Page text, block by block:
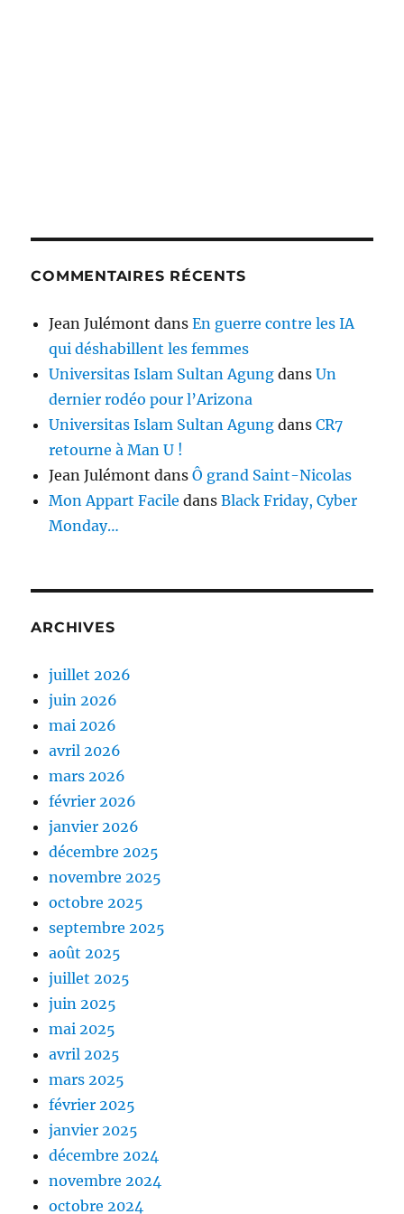
COMMENTAIRES RÉCENTS
Jean Julémont dansEn guerre contre les IA
qui déshabillent les femmes
Universitas Islam Sultan Agung dansUn
dernier rodéo pour l’Arizona
Universitas Islam Sultan Agung dansCR7
retourne à Man U !
Jean Julémont dansÔ grand Saint-Nicolas
Mon Appart Facile dansBlack Friday, Cyber
Monday…
ARCHIVES
juillet 2026
juin 2026
mai 2026
avril 2026
mars 2026
février 2026
janvier 2026
décembre 2025
novembre 2025
octobre 2025
septembre 2025
août 2025
juillet 2025
juin 2025
mai 2025
avril 2025
mars 2025
février 2025
janvier 2025
décembre 2024
novembre 2024
octobre 2024